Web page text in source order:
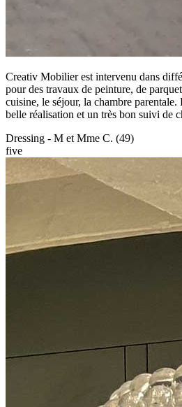
Creativ Mobilier est intervenu dans
pour des travaux de peinture, de
cuisine, le séjour, la chambre parentale.
belle réalisation et un très bon suivi de
Dressing - M et Mme C. (49)
five